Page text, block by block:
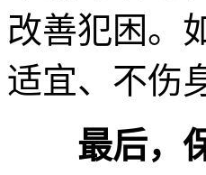
改善犯困。
适宜、不伤
最后，